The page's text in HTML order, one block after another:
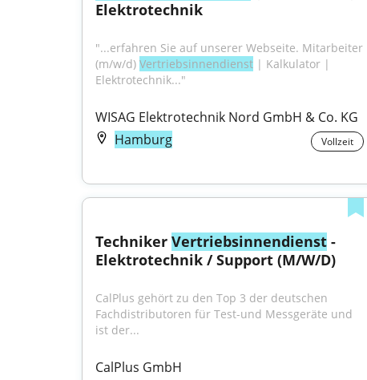
Elektrotechnik
"...erfahren Sie auf unserer Webseite. Mitarbeiter
(m/w/d) Vertriebsinnendienst | Kalkulator |
Elektrotechnik..."
WISAG Elektrotechnik Nord GmbH & Co. KG
Hamburg
Vollzeit
Techniker Vertriebsinnendienst -
Elektrotechnik / Support (M/W/D)
CalPlus gehört zu den Top 3 der deutschen
Fachdistributoren für Test-und Messgeräte und
ist der...
CalPlus GmbH